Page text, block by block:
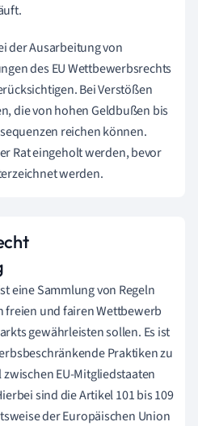
der Ausarbeitung von
des EU Wettbewerbsrechts
Bei Verstößen
die von hohen Geldbußen bis
reichen können.
Rat eingeholt werden, bevor
werden.
eine Sammlung von Regeln
freien und fairen Wettbewerb
gewährleisten sollen. Es ist
Praktiken zu
EU-Mitgliedstaaten
sind die Artikel 101 bis 109
der Europäischen Union